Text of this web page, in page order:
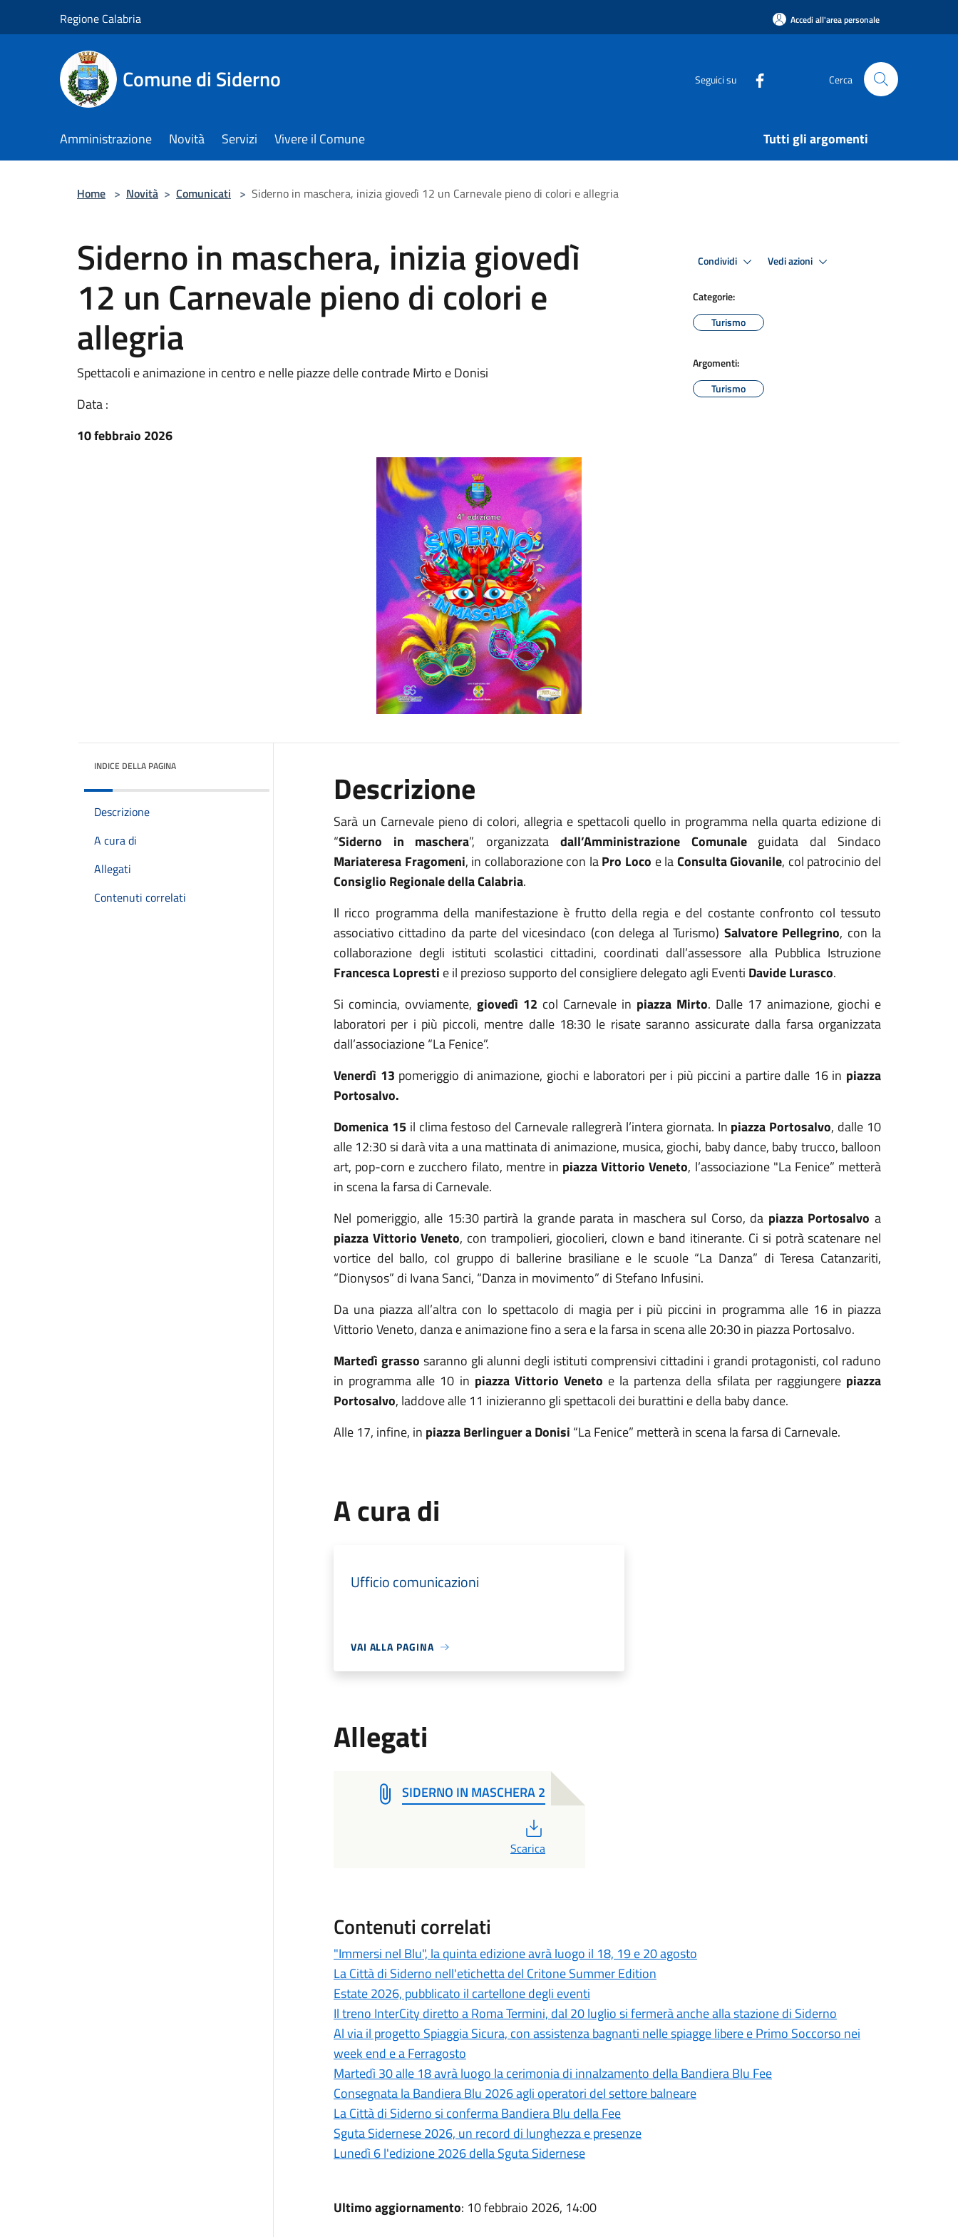
Regione Calabria Accedi all'area personale
Comune di Siderno Seguici su Cerca
Amministrazione Novità Servizi Vivere il Comune Tutti gli argomenti
Home > Novità > Comunicati > Siderno in maschera, inizia giovedì 12 un Carnevale pieno di colori e allegria
Siderno in maschera, inizia giovedì
12 un Carnevale pieno di colori e
allegria
Spettacoli e animazione in centro e nelle piazze delle contrade Mirto e Donisi
Data :
10 febbraio 2026
Condividi Vedi azioni
Categorie:
Turismo
Argomenti:
Turismo
INDICE DELLA PAGINA
Descrizione
A cura di
Allegati
Contenuti correlati
Descrizione
Sarà un Carnevale pieno di colori, allegria e spettacoli quello in programma nella quarta edizione di
“Siderno in maschera”, organizzata dall’Amministrazione Comunaleguidata dal Sindaco
Mariateresa Fragomeni, in collaborazione con laPro Loco e laConsulta Giovanile, col patrocinio del
Consiglio Regionale della Calabria.
Il ricco programma della manifestazione è frutto della regia e del costante confronto col tessuto
associativo cittadino da parte del vicesindaco (con delega al Turismo) Salvatore Pellegrino, con la
collaborazione degli istituti scolastici cittadini, coordinati dall’assessore alla Pubblica Istruzione
Francesca Lopresti e il prezioso supporto del consigliere delegato agli Eventi Davide Lurasco.
Si comincia, ovviamente, giovedì 12 col Carnevale in piazza Mirto. Dalle 17 animazione, giochi e
laboratori per i più piccoli, mentre dalle 18:30 le risate saranno assicurate dalla farsa organizzata
dall’associazione “La Fenice”.
Venerdì 13 pomeriggio di animazione, giochi e laboratori per i più piccini a partire dalle 16 in piazza
Portosalvo.
Domenica 15il clima festoso del Carnevale rallegrerà l’intera giornata. In piazza Portosalvo, dalle 10
alle 12:30 si darà vita a una mattinata di animazione, musica, giochi, baby dance, baby trucco, balloon
art, pop-corn e zucchero filato, mentre in piazza Vittorio Veneto, l’associazione "La Fenice” metterà
in scena la farsa di Carnevale.
Nel pomeriggio, alle 15:30 partirà la grande parata in maschera sul Corso, da piazza Portosalvo a
piazza Vittorio Veneto, con trampolieri, giocolieri, clown e band itinerante. Ci si potrà scatenare nel
vortice del ballo, col gruppo di ballerine brasiliane e le scuole “La Danza” di Teresa Catanzariti,
“Dionysos” di Ivana Sanci, “Danza in movimento” di Stefano Infusini.
Da una piazza all’altra con lo spettacolo di magia per i più piccini in programma alle 16 in piazza
Vittorio Veneto, danza e animazione fino a sera e la farsa in scena alle 20:30 in piazza Portosalvo.
Martedì grasso saranno gli alunni degli istituti comprensivi cittadini i grandi protagonisti, col raduno
in programma alle 10 in piazza Vittorio Veneto e la partenza della sfilata per raggiungere piazza
Portosalvo, laddove alle 11 inizieranno gli spettacoli dei burattini e della baby dance.
Alle 17, infine, in piazza Berlinguer a Donisi “La Fenice” metterà in scena la farsa di Carnevale.
A cura di
Ufficio comunicazioni
VAI ALLA PAGINA
Allegati
SIDERNO IN MASCHERA 2
Scarica
Contenuti correlati
"Immersi nel Blu", la quinta edizione avrà luogo il 18, 19 e 20 agosto
La Città di Siderno nell'etichetta del Critone Summer Edition
Estate 2026, pubblicato il cartellone degli eventi
Il treno InterCity diretto a Roma Termini, dal 20 luglio si fermerà anche alla stazione di Siderno
Al via il progetto Spiaggia Sicura, con assistenza bagnanti nelle spiagge libere e Primo Soccorso nei
week end e a Ferragosto
Martedì 30 alle 18 avrà luogo la cerimonia di innalzamento della Bandiera Blu Fee
Consegnata la Bandiera Blu 2026 agli operatori del settore balneare
La Città di Siderno si conferma Bandiera Blu della Fee
Sguta Sidernese 2026, un record di lunghezza e presenze
Lunedì 6 l'edizione 2026 della Sguta Sidernese
Ultimo aggiornamento: 10 febbraio 2026, 14:00